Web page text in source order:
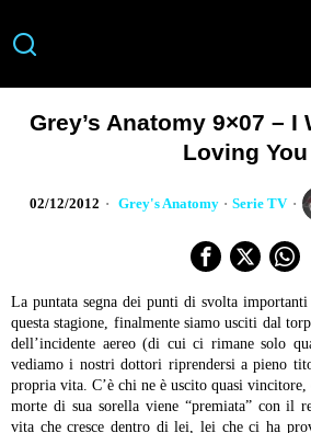
Grey’s Anatomy 9×07 – I
Loving You
02/12/2012 Grey's Anatomy · Serie TV
La puntata segna dei punti di svolta
questa stagione, finalmente siamo usciti dal
dell’incidente aereo (di cui ci rimane solo
vediamo i nostri dottori riprendersi a pieno
propria vita. C’è chi ne è uscito quasi
morte di sua sorella viene “premiata” con il
vita che cresce dentro di lei, lei che ci ha